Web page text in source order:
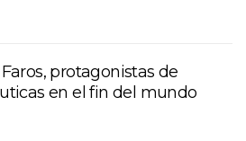
protagonistas de
en el fin del mundo